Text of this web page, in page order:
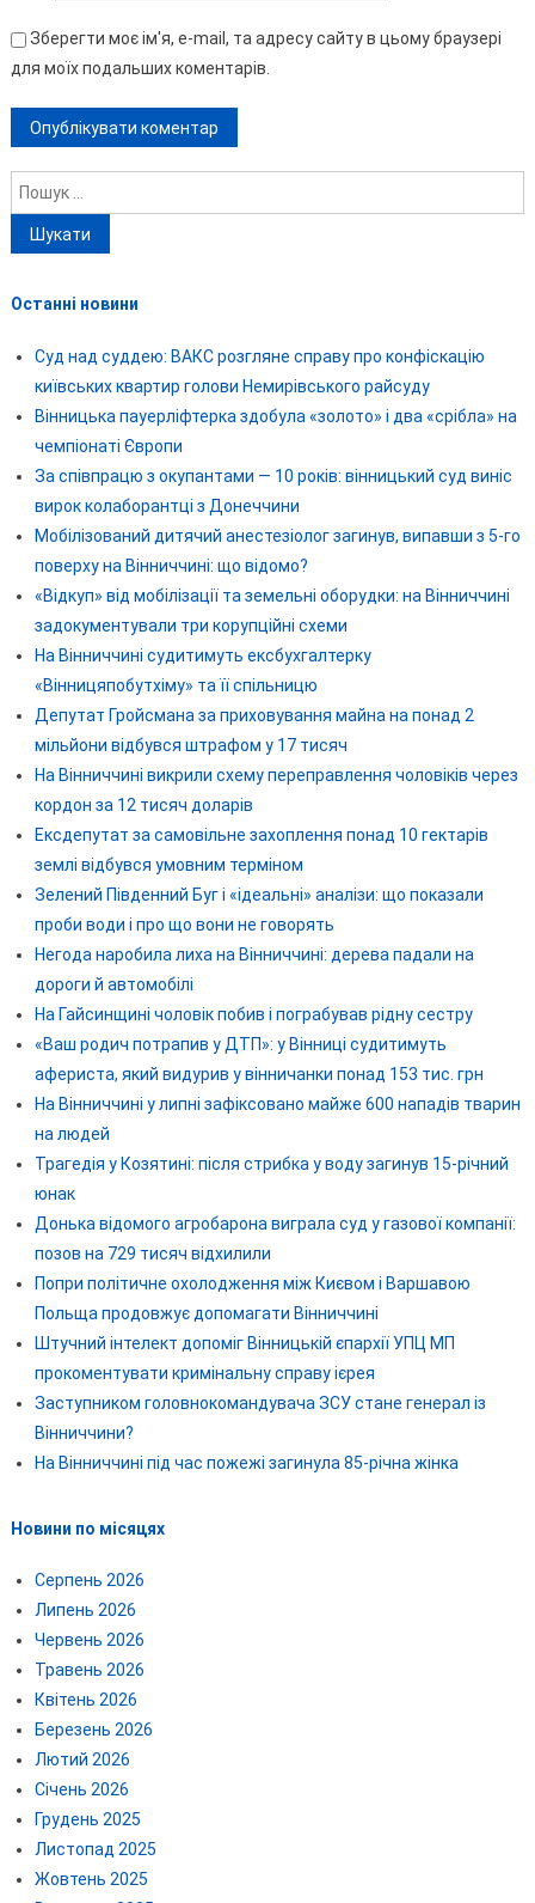
Зберегти моє ім'я, e-mail, та адресу сайту в цьому браузері
для моїх подальших коментарів.
Пошук:
Останні новини
Суд над суддею: ВАКС розгляне справу про конфіскацію
київських квартир голови Немирівського райсуду
Вінницька пауерліфтерка здобула «золото» і два «срібла» на
чемпіонаті Європи
За співпрацю з окупантами — 10 років: вінницький суд виніс
вирок колаборантці з Донеччини
Мобілізований дитячий анестезіолог загинув, випавши з 5-го
поверху на Вінниччині: що відомо?
«Відкуп» від мобілізації та земельні оборудки: на Вінниччині
задокументували три корупційні схеми
На Вінниччині судитимуть ексбухгалтерку
«Вінницяпобутхіму» та її спільницю
Депутат Гройсмана за приховування майна на понад 2
мільйони відбувся штрафом у 17 тисяч
На Вінниччині викрили схему переправлення чоловіків через
кордон за 12 тисяч доларів
Ексдепутат за самовільне захоплення понад 10 гектарів
землі відбувся умовним терміном
Зелений Південний Буг і «ідеальні» аналізи: що показали
проби води і про що вони не говорять
Негода наробила лиха на Вінниччині: дерева падали на
дороги й автомобілі
На Гайсинщині чоловік побив і пограбував рідну сестру
«Ваш родич потрапив у ДТП»: у Вінниці судитимуть
афериста, який видурив у вінничанки понад 153 тис. грн
На Вінниччині у липні зафіксовано майже 600 нападів тварин
на людей
Трагедія у Козятині: після стрибка у воду загинув 15-річний
юнак
Донька відомого агробарона виграла суд у газової компанії:
позов на 729 тисяч відхилили
Попри політичне охолодження між Києвом і Варшавою
Польща продовжує допомагати Вінниччині
Штучний інтелект допоміг Вінницькій єпархії УПЦ МП
прокоментувати кримінальну справу ієрея
Заступником головнокомандувача ЗСУ стане генерал із
Вінниччини?
На Вінниччині під час пожежі загинула 85-річна жінка
Новини по місяцях
Серпень 2026
Липень 2026
Червень 2026
Травень 2026
Квітень 2026
Березень 2026
Лютий 2026
Січень 2026
Грудень 2025
Листопад 2025
Жовтень 2025